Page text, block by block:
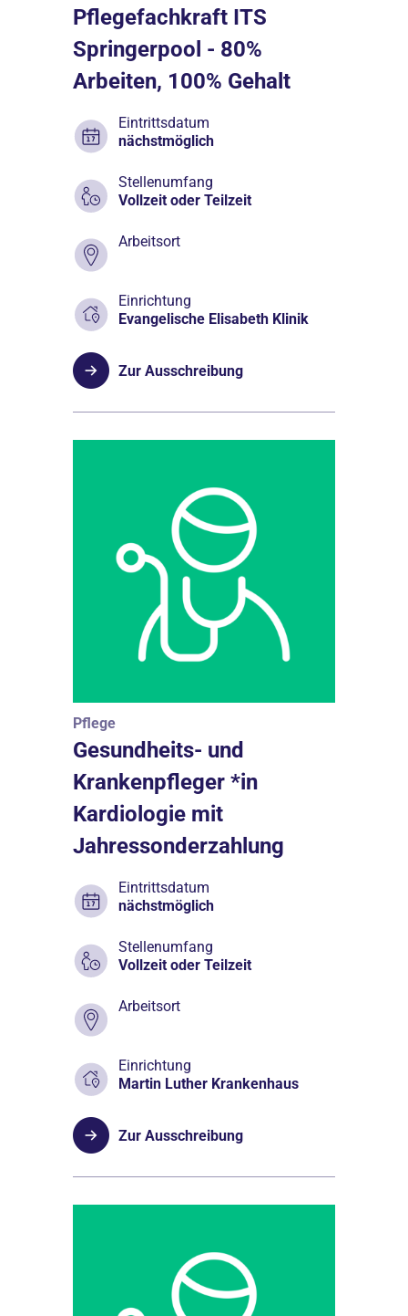
Pflegefachkraft ITS
Springerpool - 80%
Arbeiten, 100% Gehalt
Eintrittsdatum
nächstmöglich
Stellenumfang
Vollzeit oder Teilzeit
Arbeitsort
Einrichtung
Evangelische Elisabeth Klinik
Zur Ausschreibung
Pflege
Gesundheits- und
Krankenpfleger *in
Kardiologie mit
Jahressonderzahlung
Eintrittsdatum
nächstmöglich
Stellenumfang
Vollzeit oder Teilzeit
Arbeitsort
Einrichtung
Martin Luther Krankenhaus
Zur Ausschreibung